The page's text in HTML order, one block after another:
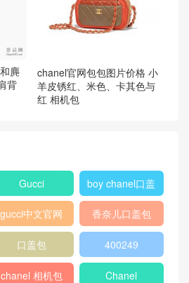
麂
背
chanel官网包包图片价格 小
羊皮锈红、米色、卡其色与
红 相机包
Gucci
boy chanel口盖
包
gucci中文官网
香奈儿口盖包
2018
口盖包 400249
chanel 相机包 Chanel